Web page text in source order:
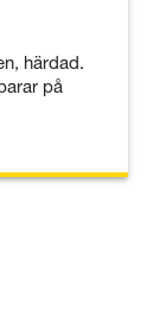
härdad.
på